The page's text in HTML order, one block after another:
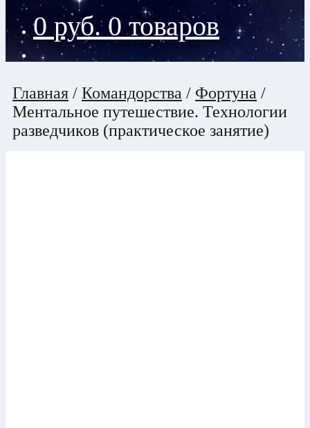
0 руб. 0 товаров
Главная / Командорства / Фортуна /
Ментальное путешествие. Технологии
разведчиков (практическое занятие)